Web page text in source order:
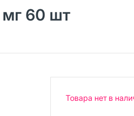
мг 60 шт
Товара нет в